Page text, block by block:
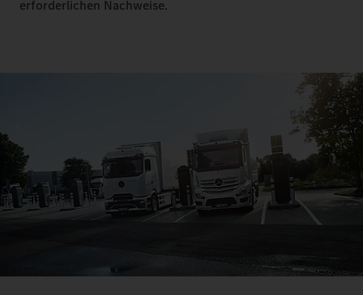
erforderlichen Nachweise.